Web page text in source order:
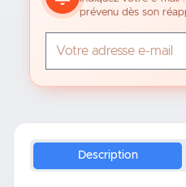
prévenu dès son
Description